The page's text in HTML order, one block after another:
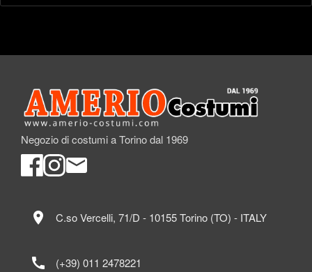
Negozio di costumi a Torino dal 1969
location_on C.so Vercelli, 71/D - 10155 Torino (TO) - ITALY
call (+39) 011 2478221